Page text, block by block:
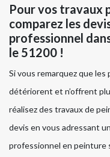
Pour vos travaux
comparez les
professionnel
le 51200 !
Si vous remarquez que
détériorent et n’offrent
réalisez des travaux de
devis en vous adressant
professionnel en peinture